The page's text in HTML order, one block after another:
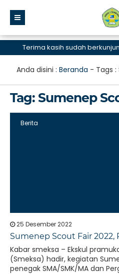
Terima kasih sudah berkunjung
Anda disini : Beranda - Tags :
Tag: Sumenep
Berita
25 Desember 2022
Sumenep Scout Fair 2022,
Kabar smeksa – Ekskul
(Smeksa) hadir, kegiatan
penegak SMA/SMK/MA dan